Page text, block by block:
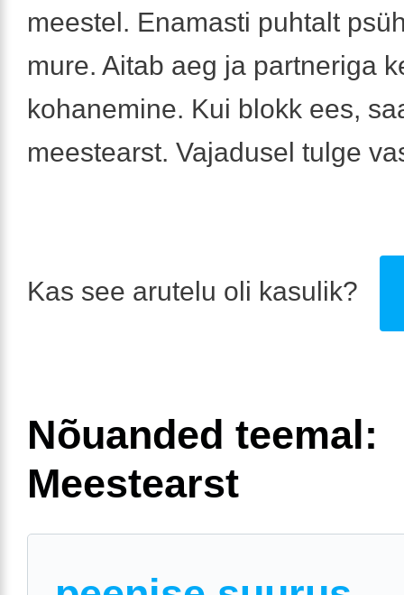
meestel. Enamasti puhtalt
mure. Aitab aeg ja partneriga
kohanemine. Kui blokk ees,
meestearst. Vajadusel tulge
Kas see arutelu oli kasulik?
Nõuanded teemal:
Meestearst